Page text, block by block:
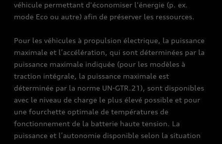
véhicule permettant d'économiser l'énergie (p. ex.
mode Eco ou autre) afin de préserver les ressources.
Pour les véhicules à propulsion électrique, la puissance
maximale et l’accélération, qui sont déterminées par la
puissance maximale indiquée (pour les modèles à
traction intégrale, la puissance maximale est
déterminée par la norme UN-GTR.21), sont disponibles
avec le niveau de charge le plus élevé possible et pour
une fourchette optimale de températures de
fonctionnement de la batterie haute tension. La
puissance et l’autonomie disponible selon la situation